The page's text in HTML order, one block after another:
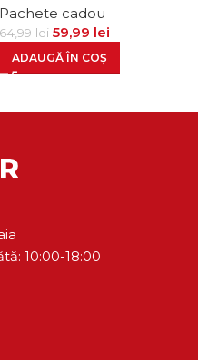
Pachete cadou
64,99lei 59,99 lei
ADAUGĂ ÎN COȘ
10:00-18:00